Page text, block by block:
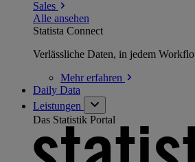
Sales
Alle ansehen
Statista Connect
Verlässliche Daten, in jedem
Mehrerfahren
Daily Data
Leistungen
Das Statistik Portal